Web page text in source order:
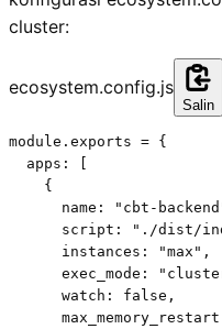
cluster:
ecosystem.config.js
Salin
module.exports = {
  apps: [
    {
name: "cbt-
script: "./dist/
instances: "max",
exec_mode:
      watch: false,